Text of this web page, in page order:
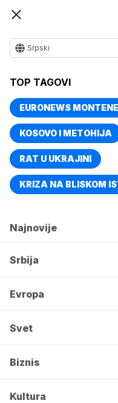
Srpski
TOP TAGOVI
EURONEWS
KOSOVO I METOHIJA
RAT U UKRAJINI
KRIZA NA BLISKOM
Najnovije
Srbija
Evropa
Svet
Biznis
Kultura
Vise o temi